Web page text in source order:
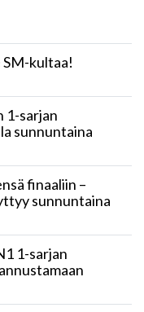
kultaa!
1-sarjan
sunnuntaina
finaaliin –
sunnuntaina
1-sarjan